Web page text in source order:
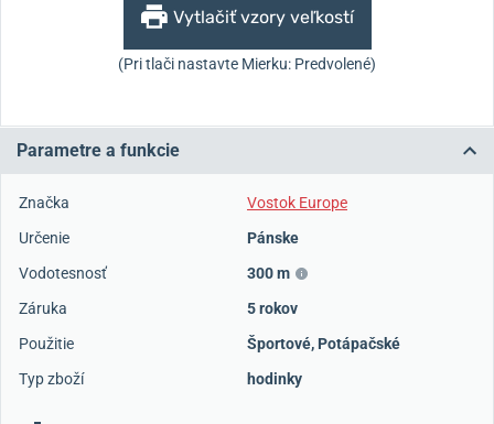
Vytlačiť vzory veľkostí
(Pri tlači nastavte Mierku: Predvolené)
Parametre a funkcie
Značka
Vostok Europe
Určenie
Pánske
Vodotesnosť
300 m
Záruka
5 rokov
Použitie
Športové, Potápačské
Typ zboží
hodinky